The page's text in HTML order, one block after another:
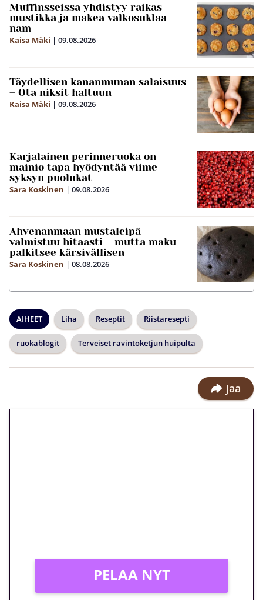
Muffinsseissa yhdistyy raikas
mustikka ja makea valkosuklaa –
nam
Kaisa Mäki | 09.08.2026
Täydellisen kananmunan salaisuus
– Ota niksit haltuun
Kaisa Mäki | 09.08.2026
Karjalainen perinneruoka on
mainio tapa hyödyntää viime
syksyn puolukat
Sara Koskinen | 09.08.2026
Ahvenanmaan mustaleipä
valmistuu hitaasti – mutta maku
palkitsee kärsivällisen
Sara Koskinen | 08.08.2026
AIHEET Liha Reseptit Riistaresepti
ruokablogit Terveiset ravintoketjun huipulta
Jaa
PELAA NYT